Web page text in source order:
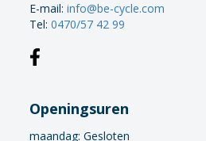
E-mail:info@be-cycle.com
Tel:0470/57 42 99
Openingsuren
maandag:Gesloten